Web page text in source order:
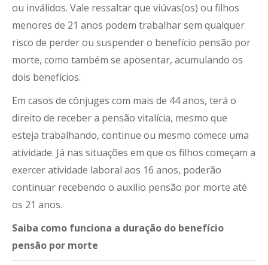
ou inválidos. Vale ressaltar que viúvas(os) ou filhos
menores de 21 anos podem trabalhar sem qualquer
risco de perder ou suspender o benefício pensão por
morte, como também se aposentar, acumulando os
dois benefícios.
Em casos de cônjuges com mais de 44 anos, terá o
direito de receber a pensão vitalícia, mesmo que
esteja trabalhando, continue ou mesmo comece uma
atividade. Já nas situações em que os filhos começam a
exercer atividade laboral aos 16 anos, poderão
continuar recebendo o auxílio pensão por morte até
os 21 anos.
Saiba como funciona a duração do benefício
pensão por morte